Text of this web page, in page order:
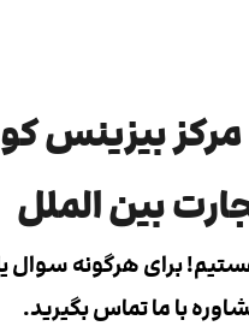
بیزینس
بین الملل
برای هرگونه سوال
با ما تماس بگیرید.